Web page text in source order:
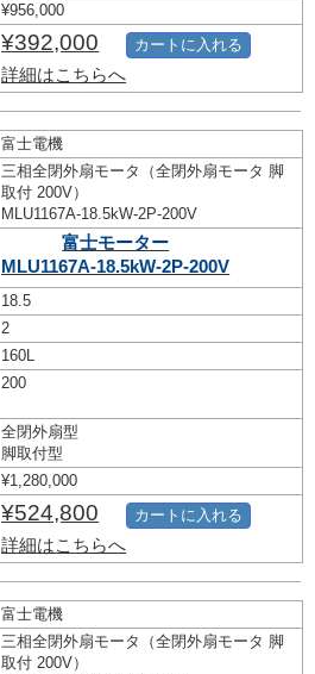
¥956,000
¥392,000
詳細はこちらへ
カートに入れる
富士電機
三相全閉外扇モータ（全閉外扇モータ 脚
取付 200V）
MLU1167A-18.5kW-2P-200V
富士モーター
MLU1167A-18.5kW-2P-200V
18.5
2
160L
200
全閉外扇型
脚取付型
¥1,280,000
¥524,800
詳細はこちらへ
カートに入れる
富士電機
三相全閉外扇モータ（全閉外扇モータ 脚
取付 200V）